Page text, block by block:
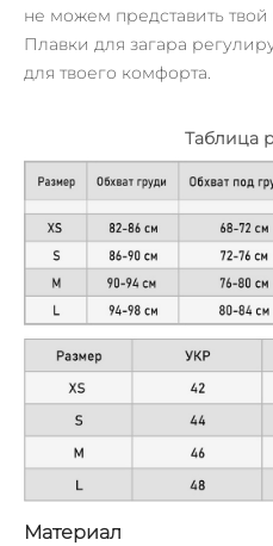
не можем представить
Плавки для загара
для твоего комфорта.
Таблица
Материал